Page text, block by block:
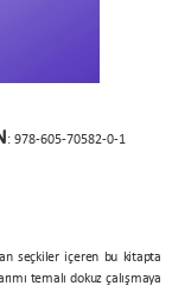
: 978-605-70582-0-1
seçkiler içeren bu kitapta
temalı dokuz çalışmaya